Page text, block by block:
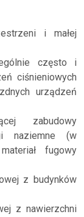
i małej
często i
ciśnieniowych
urządzeń
zabudowy
naziemne (w
fugowy
z budynków
z nawierzchni